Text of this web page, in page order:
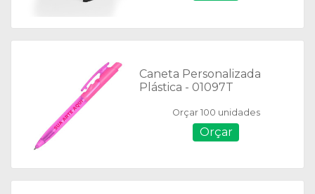
Caneta Personalizada
Plástica - 01097T
Orçar 100 unidades
Orçar